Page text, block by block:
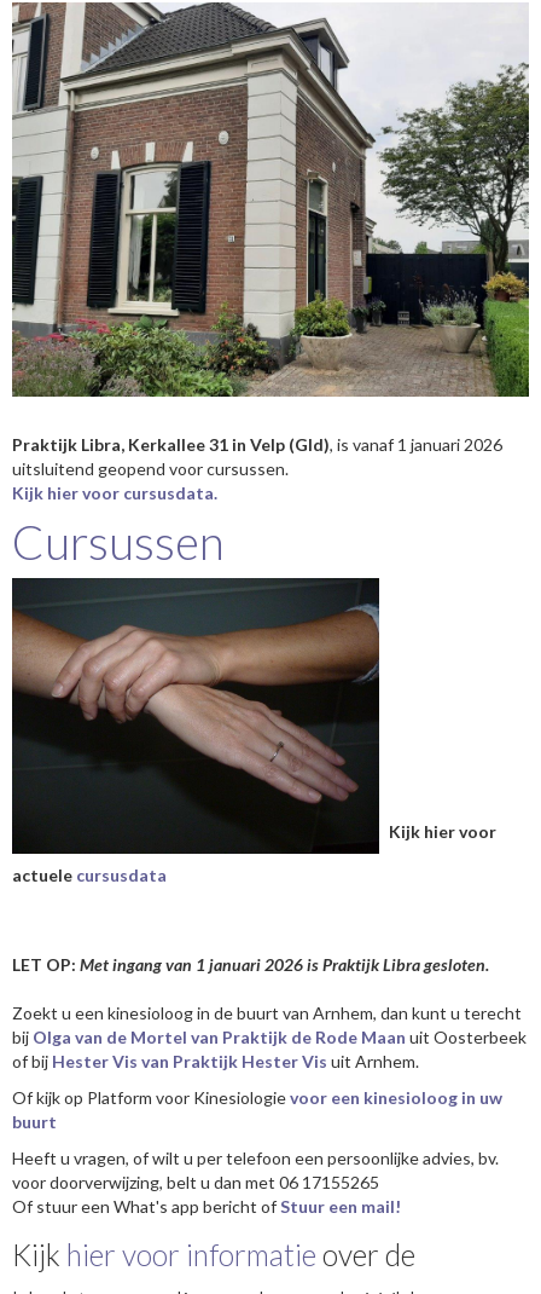
Praktijk Libra, Kerkallee 31 in Velp (Gld), is vanaf 1 januari 2026
uitsluitend geopend voor cursussen.
Kijk hier voor cursusdata.
Cursussen
Kijk hier voor
actuele cursusdata
LET OP: Met ingang van 1 januari 2026 is Praktijk Libra gesloten.
Zoekt u een kinesioloog in de buurt van Arnhem, dan kunt u terecht
bij Olga van de Mortel van Praktijk de Rode Maan uit Oosterbeek
of bij Hester Vis van Praktijk Hester Vis uit Arnhem.
Of kijk op Platform voor Kinesiologievoor een kinesioloog in uw
buurt
Heeft u vragen, of wilt u per telefoon een persoonlijke advies, bv.
voor doorverwijzing, belt u dan met 06 17155265
Of stuur een What's app bericht ofStuur een mail!
Kijk hier voor informatie over de